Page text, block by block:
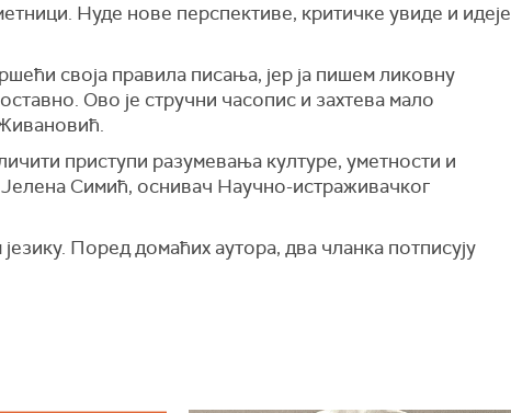
Нуде нове перспективе, критичке увиде и идеје
своја правила писања, јер ја пишем ликовну
Ово је стручни часопис и захтева мало
приступи разумевања културе, уметности и
Јелена Симић, оснивач Научно-истраживачког
Поред домаћих аутора, два чланка потписују